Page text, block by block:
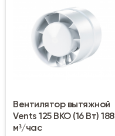
Вентилятор вытяжной
Vents 125 ВКО (16 Вт) 188
м³/час